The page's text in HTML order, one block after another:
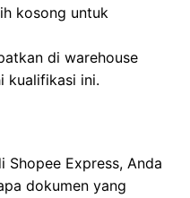
kosong untuk
di warehouse
kualifikasi ini.
Shopee Express, Anda
dokumen yang